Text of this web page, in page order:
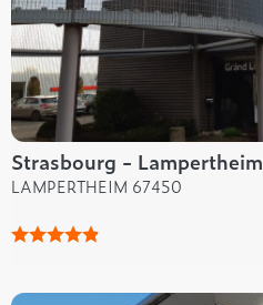
Strasbourg - Lampertheim
LAMPERTHEIM 67450